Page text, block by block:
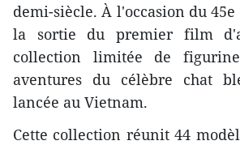
demi-siècle. À l'occasion du
la sortie du premier film
collection limitée de
aventures du célèbre chat
lancée au Vietnam.
Cette collection réunit 44